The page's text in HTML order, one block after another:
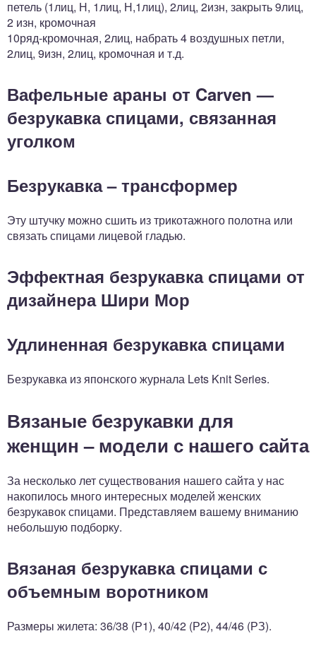
петель (1лиц, Н, 1лиц, Н,1лиц), 2лиц, 2изн, закрыть 9лиц,
2 изн, кромочная
10ряд-кромочная, 2лиц, набрать 4 воздушных петли,
2лиц, 9изн, 2лиц, кромочная и т.д.
Вафельные араны от Carven —
безрукавка спицами, связанная
уголком
Безрукавка – трансформер
Эту штучку можно сшить из трикотажного полотна или
связать спицами лицевой гладью.
Эффектная безрукавка спицами от
дизайнера Шири Мор
Удлиненная безрукавка спицами
Безрукавка из японского журнала Lets Knit Series.
Вязаные безрукавки для
женщин – модели с нашего сайта
За несколько лет существования нашего сайта у нас
накопилось много интересных моделей женских
безрукавок спицами. Представляем вашему вниманию
небольшую подборку.
Вязаная безрукавка спицами с
объемным воротником
Размеры жилета: 36/38 (Р1), 40/42 (Р2), 44/46 (РЗ).